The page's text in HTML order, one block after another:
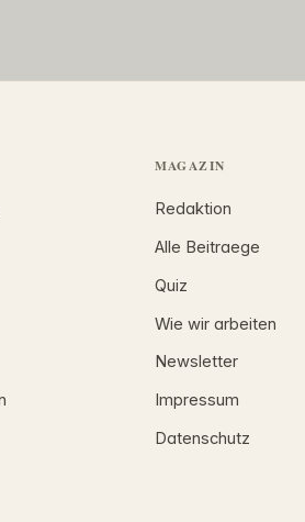
MAGAZIN
Redaktion
Alle Beitraege
Quiz
Wie wir arbeiten
Newsletter
Impressum
Datenschutz